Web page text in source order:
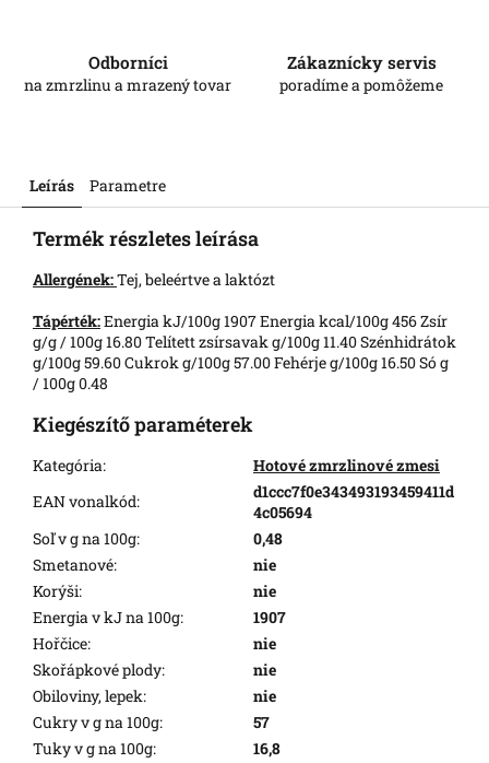
Odborníci
na zmrzlinu a mrazený tovar
Zákaznícky servis
poradíme a pomôžeme
Leírás Parametre
Termék részletes leírása
Allergének:Tej, beleértve a laktózt
Tápérték:Energia kJ/100g 1907 Energia kcal/100g 456 Zsír
g/g / 100g 16.80 Telített zsírsavak g/100g 11.40 Szénhidrátok
g/100g 59.60 Cukrok g/100g 57.00 Fehérje g/100g 16.50 Só g
/ 100g 0.48
Kiegészítő paraméterek
Kategória:
Hotové zmrzlinové zmesi
EAN vonalkód:
d1ccc7f0e343493193459411d
4c05694
Soľ v g na 100g:
0,48
Smetanové:
nie
Korýši:
nie
Energia v kJ na 100g:
1907
Hořčice:
nie
Skořápkové plody:
nie
Obiloviny, lepek:
nie
Cukry v g na 100g:
57
Tuky v g na 100g:
16,8